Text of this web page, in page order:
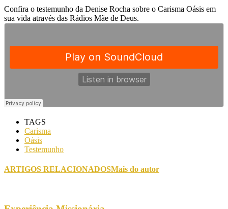
Confira o testemunho da Denise Rocha sobre o Carisma Oásis em
sua vida através das Rádios Mãe de Deus.
TAGS
Carisma
Oásis
Testemunho
ARTIGOS RELACIONADOSMais do autor